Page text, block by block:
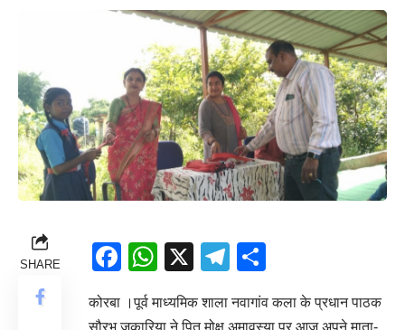
SHARE Facebook
WhatsApp
X Telegram
कोरबा ।पूर्व माध्यमिक शाला नवागांव कला के प्रधान पाठक
सौरभ जकारिया ने पितृ मोक्ष अमावस्या पर आज अपने माता-